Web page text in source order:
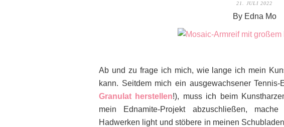
21. JULI 2022
By Edna Mo
Ab und zu frage ich mich, wie lange ich mein
kann. Seitdem mich ein ausgewachsener
Granulat herstellen!), muss ich beim
mein Ednamite-Projekt abzuschließen,
Hadwerken light und stöbere in meinen